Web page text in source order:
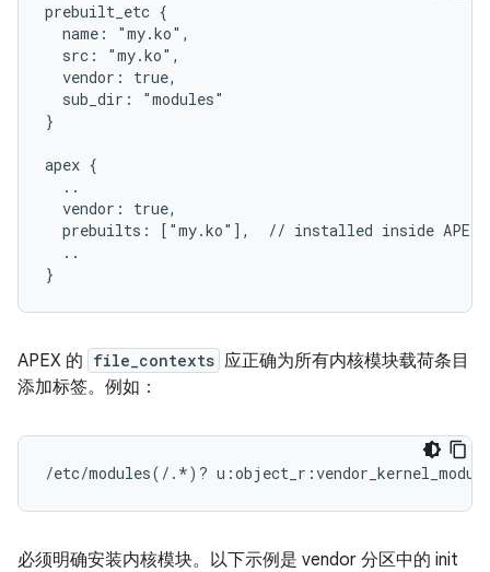
prebuilt_etc {
  name: "my.ko",
  src: "my.ko",
  vendor: true,
  sub_dir: "modules"
}
apex {
  ..
  vendor: true,
prebuilts: ["my.ko"],  // installed inside APEX
  ..
APEX 的 file_contexts 应正确为所有内核模块载荷条目
添加标签。例如：
必须明确安装内核模块。以下示例是 vendor 分区中的 init